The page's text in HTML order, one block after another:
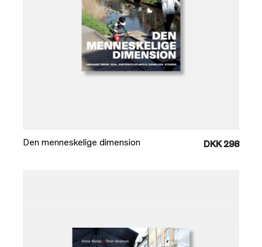
Den menneskelige dimension DKK 298